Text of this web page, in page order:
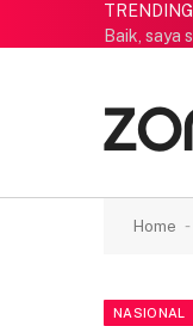
TRENDING
Home -
NASIONAL